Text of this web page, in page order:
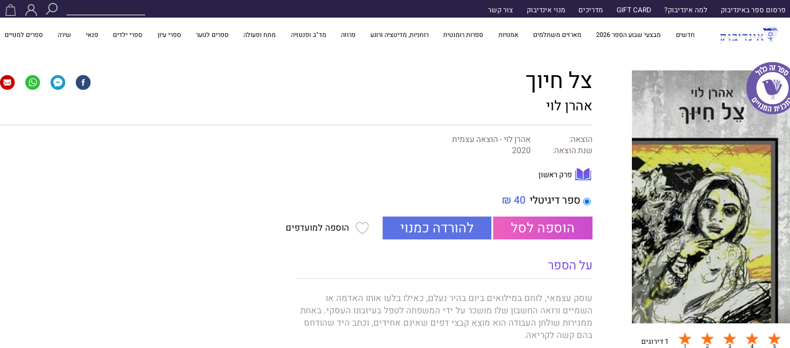
פרסום ספר באינדיבוק למה אינדיבוק? GIFT CARD מדריכים מנוי אינדיבוק צור קשר
חדשים מבצעי שבוע הספר 2026 מארזים משתלמים אמנויות ספרות רומנטית רוחניות, מדיטציה ורוגע פרוזה מד"ב ופנטזיה מתח ופעולה ספרים לנוער ספרי עיון ספרי ילדים פנאי שירה ספרים למנויים
1 דירוגים
צל חיוך
אהרן לוי
הוצאה:
אהרן לוי - הוצאה עצמית
שנת הוצאה:
2020
פרק ראשון
ספר דיגיטלי 40 ₪
הוספה לסל להורדה כמנוי הוספה למועדפים
על הספר
עוסק עצמאי, לוחם במילואים ביום בהיר נעלם, כאילו בלעו אותו האדמה או
השמיים ורואה החשבון שלו מושכר על ידי המשפחה לטפל בעיזבונו העסקי. באחת
ממגירות שולחן העבודה הוא מוצא קבצי דפים שאינם אחידים, וכתב היד שהודחס
בהם קשה לקריאה.